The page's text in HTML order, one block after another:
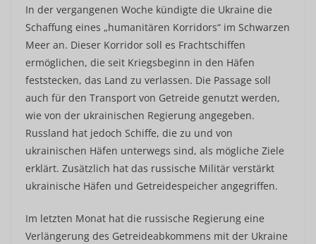
In der vergangenen Woche kündigte die Ukraine die
Schaffung eines „humanitären Korridors“ im Schwarzen
Meer an. Dieser Korridor soll es Frachtschiffen
ermöglichen, die seit Kriegsbeginn in den Häfen
feststecken, das Land zu verlassen. Die Passage soll
auch für den Transport von Getreide genutzt werden,
wie von der ukrainischen Regierung angegeben.
Russland hat jedoch Schiffe, die zu und von
ukrainischen Häfen unterwegs sind, als mögliche Ziele
erklärt. Zusätzlich hat das russische Militär verstärkt
ukrainische Häfen und Getreidespeicher angegriffen.
Im letzten Monat hat die russische Regierung eine
Verlängerung des Getreideabkommens mit der Ukraine